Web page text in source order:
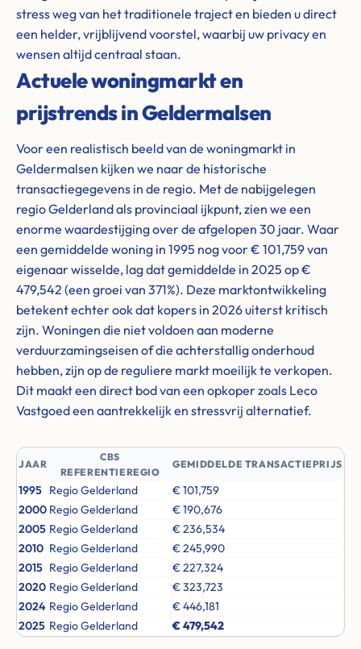
stress weg van het traditionele traject en bieden u direct
een helder, vrijblijvend voorstel, waarbij uw privacy en
wensen altijd centraal staan.
Actuele woningmarkt en
prijstrends in Geldermalsen
Voor een realistisch beeld van de woningmarkt in
Geldermalsen kijken we naar de historische
transactiegegevens in de regio. Met de nabijgelegen
regio Gelderland als provinciaal ijkpunt, zien we een
enorme waardestijging over de afgelopen 30 jaar. Waar
een gemiddelde woning in 1995 nog voor € 101,759 van
eigenaar wisselde, lag dat gemiddelde in 2025 op €
479,542 (een groei van 371%). Deze marktontwikkeling
betekent echter ook dat kopers in 2026 uiterst kritisch
zijn. Woningen die niet voldoen aan moderne
verduurzamingseisen of die achterstallig onderhoud
hebben, zijn op de reguliere markt moeilijk te verkopen.
Dit maakt een direct bod van een opkoper zoals Leco
Vastgoed een aantrekkelijk en stressvrij alternatief.
JAAR
CBS
REFERENTIEREGIO
GEMIDDELDE TRANSACTIEPRIJS
1995 Regio Gelderland
€ 101,759
2000 Regio Gelderland
€ 190,676
2005 Regio Gelderland
€ 236,534
2010 Regio Gelderland
€ 245,990
2015 Regio Gelderland
€ 227,324
2020 Regio Gelderland
€ 323,723
2024 Regio Gelderland
€ 446,181
2025 Regio Gelderland € 479,542